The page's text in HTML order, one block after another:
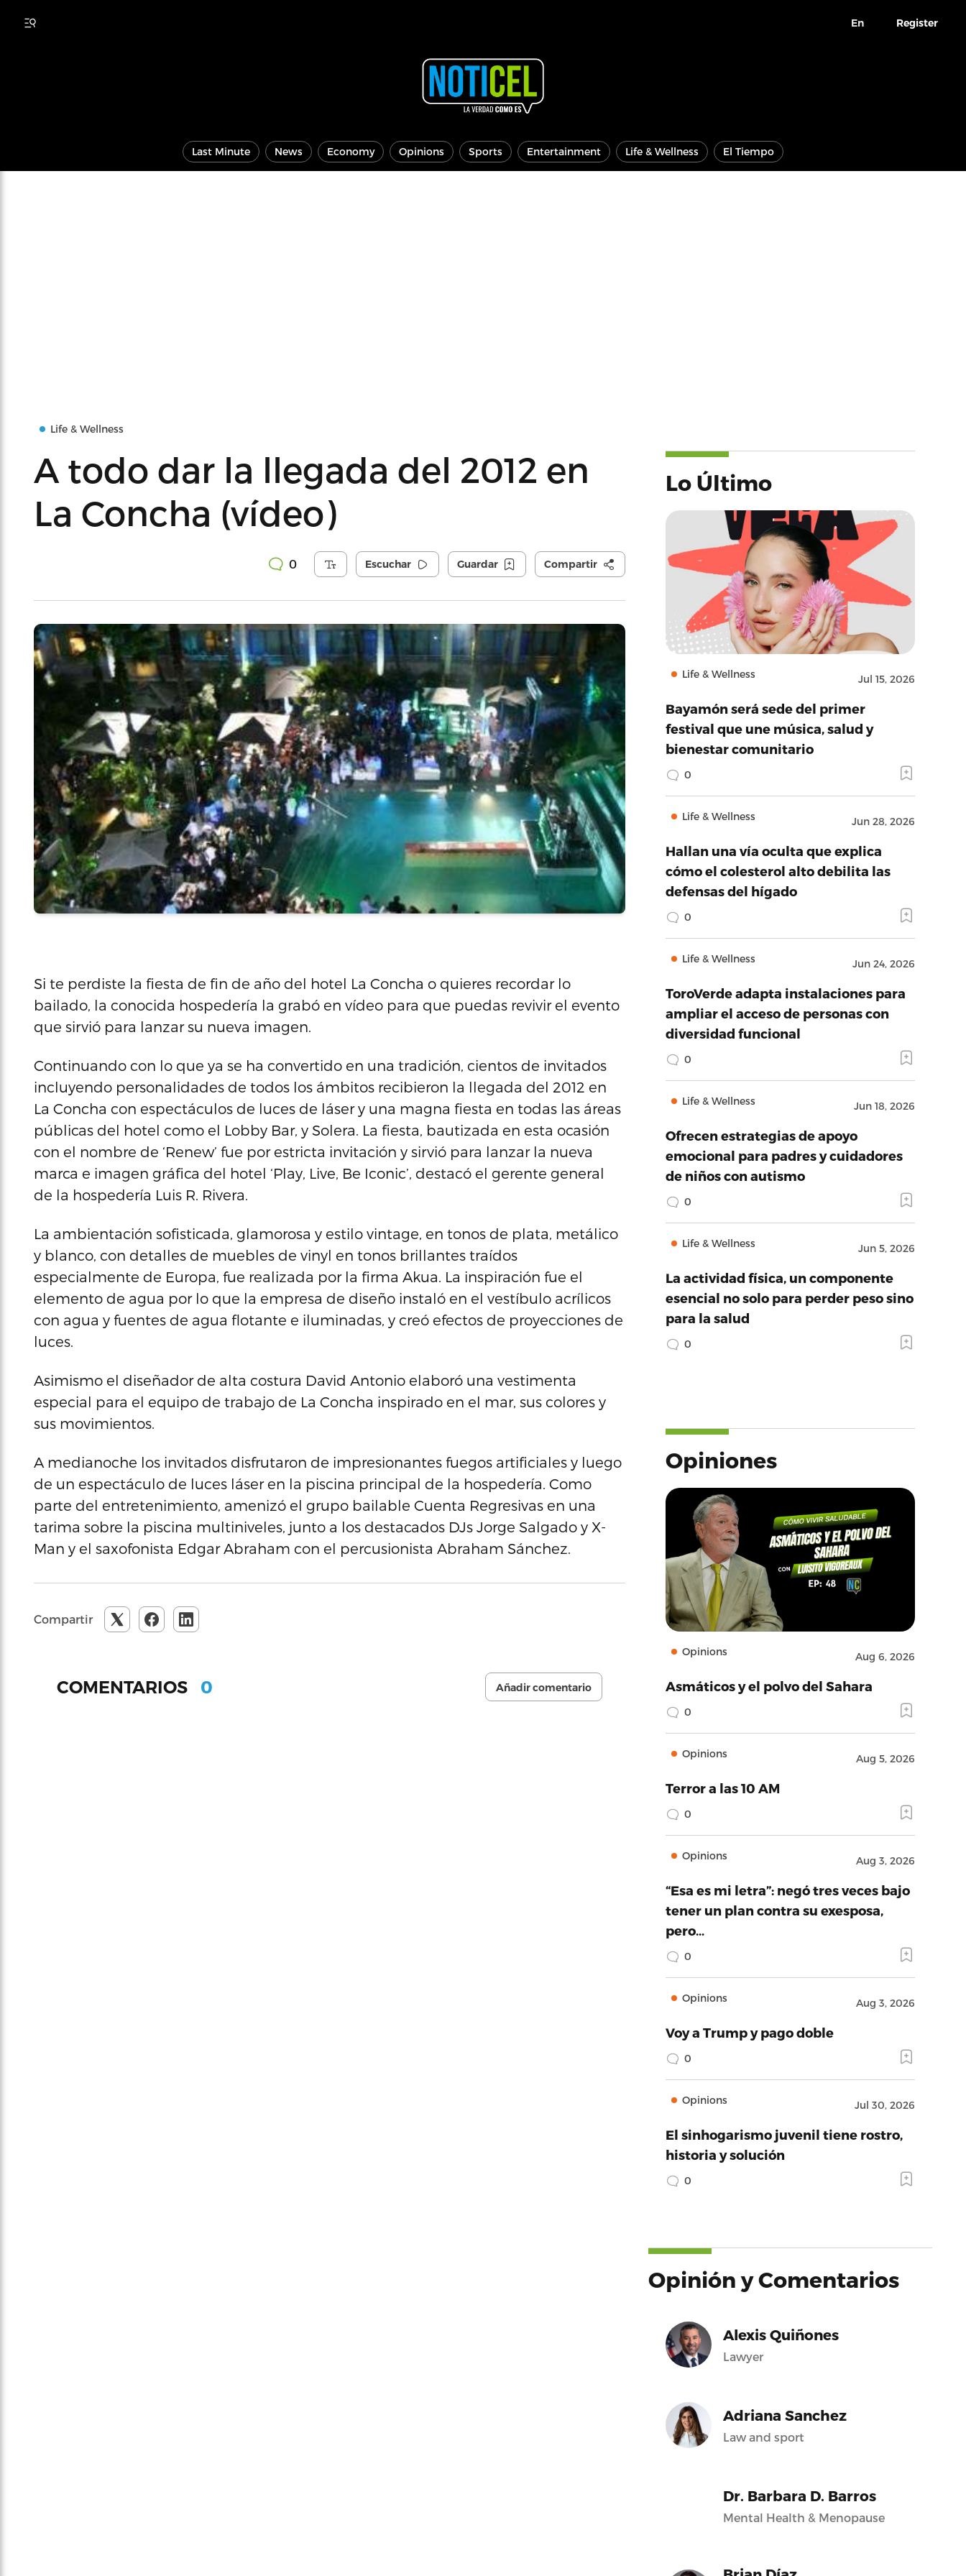
En Register
Last Minute News Economy Opinions Sports Entertainment Life & Wellness El Tiempo
Life & Wellness
A todo dar la llegada del 2012 en
La Concha (vídeo)
0 Escuchar Guardar Compartir
Si te perdiste la fiesta de fin de año del hotel La Concha o quieres recordar lo
bailado, la conocida hospedería la grabó en vídeo para que puedas revivir el evento
que sirvió para lanzar su nueva imagen.
Continuando con lo que ya se ha convertido en una tradición, cientos de invitados
incluyendo personalidades de todos los ámbitos recibieron la llegada del 2012 en
La Concha con espectáculos de luces de láser y una magna fiesta en todas las áreas
públicas del hotel como el Lobby Bar, y Solera. La fiesta, bautizada en esta ocasión
con el nombre de ‘Renew’ fue por estricta invitación y sirvió para lanzar la nueva
marca e imagen gráfica del hotel ‘Play, Live, Be Iconic’, destacó el gerente general
de la hospedería Luis R. Rivera.
La ambientación sofisticada, glamorosa y estilo vintage, en tonos de plata, metálico
y blanco, con detalles de muebles de vinyl en tonos brillantes traídos
especialmente de Europa, fue realizada por la firma Akua. La inspiración fue el
elemento de agua por lo que la empresa de diseño instaló en el vestíbulo acrílicos
con agua y fuentes de agua flotante e iluminadas, y creó efectos de proyecciones de
luces.
Asimismo el diseñador de alta costura David Antonio elaboró una vestimenta
especial para el equipo de trabajo de La Concha inspirado en el mar, sus colores y
sus movimientos.
A medianoche los invitados disfrutaron de impresionantes fuegos artificiales y luego
de un espectáculo de luces láser en la piscina principal de la hospedería. Como
parte del entretenimiento, amenizó el grupo bailable Cuenta Regresivas en una
tarima sobre la piscina multiniveles, junto a los destacados DJs Jorge Salgado y X-
Man y el saxofonista Edgar Abraham con el percusionista Abraham Sánchez.
Compartir
COMENTARIOS 0 Añadir comentario
Lo Último
Life & Wellness Jul 15, 2026
Bayamón será sede del primer
festival que une música, salud y
bienestar comunitario
0
Life & Wellness Jun 28, 2026
Hallan una vía oculta que explica
cómo el colesterol alto debilita las
defensas del hígado
0
Life & Wellness Jun 24, 2026
ToroVerde adapta instalaciones para
ampliar el acceso de personas con
diversidad funcional
0
Life & Wellness Jun 18, 2026
Ofrecen estrategias de apoyo
emocional para padres y cuidadores
de niños con autismo
0
Life & Wellness Jun 5, 2026
La actividad física, un componente
esencial no solo para perder peso sino
para la salud
0
Opiniones
Opinions Aug 6, 2026
Asmáticos y el polvo del Sahara
0
Opinions Aug 5, 2026
Terror a las 10 AM
0
Opinions Aug 3, 2026
“Esa es mi letra”: negó tres veces bajo
tener un plan contra su exesposa,
pero…
0
Opinions Aug 3, 2026
Voy a Trump y pago doble
0
Opinions Jul 30, 2026
El sinhogarismo juvenil tiene rostro,
historia y solución
0
Opinión y Comentarios
Alexis Quiñones
Lawyer
Adriana Sanchez
Law and sport
Dr. Barbara D. Barros
Mental Health & Menopause